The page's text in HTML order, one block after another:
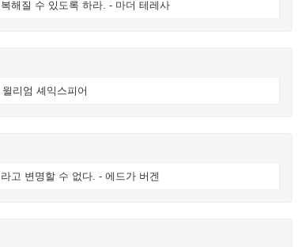
해질 수 있도록 하라. - 마더 테레사
리엄 셰익스피어
고 변명할 수 없다. - 에드가 버겐